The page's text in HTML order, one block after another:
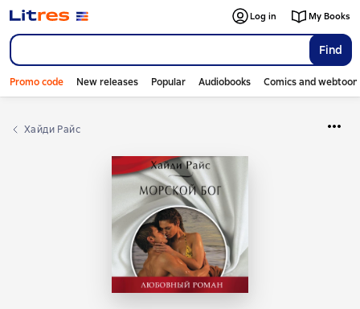
Find
Log in My Books
Promo code New releases Popular Audiobooks Comics and
Хайди Райс